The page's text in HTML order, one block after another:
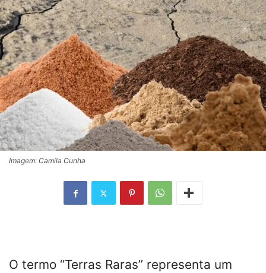
Imagem: Camila Cunha
O termo “Terras Raras” representa um